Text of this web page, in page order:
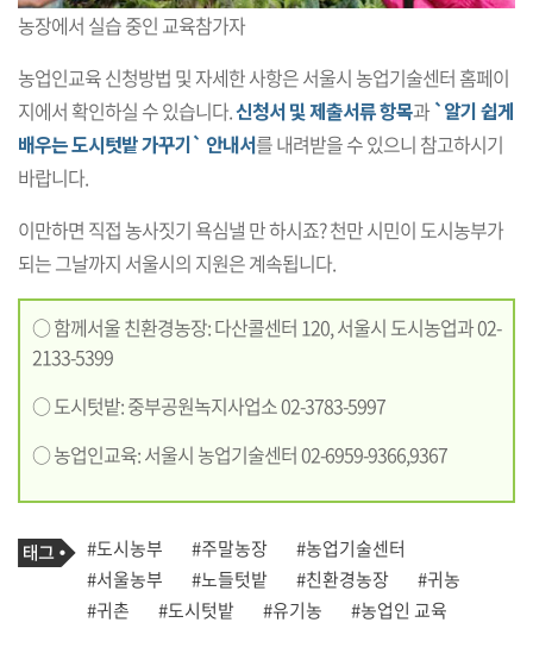
농장에서 실습 중인 교육참가자
농업인교육 신청방법 및 자세한 사항은 서울시 농업기술센터 홈페이
지에서 확인하실 수 있습니다.신청서 및 제출서류 항목과 `알기 쉽게
배우는 도시텃밭 가꾸기` 안내서를 내려받을 수 있으니 참고하시기
바랍니다.
이만하면 직접 농사짓기 욕심낼 만 하시죠? 천만 시민이 도시농부가
되는 그날까지 서울시의 지원은 계속됩니다.
○ 함께서울 친환경농장: 다산콜센터 120, 서울시 도시농업과 02-
2133-5399
○ 도시텃밭: 중부공원녹지사업소 02-3783-5997
○ 농업인교육: 서울시 농업기술센터 02-6959-9366,9367
기
사
관
련
태
태
그
#도시농부 #주말농장
#농업기술센터
#서울농부
#노들텃밭 #친환경농장
#귀농
#귀촌
#도시텃밭 #유기농 #농업인 교육